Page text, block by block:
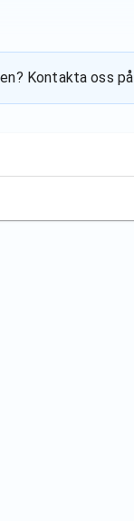
Kontakta oss på